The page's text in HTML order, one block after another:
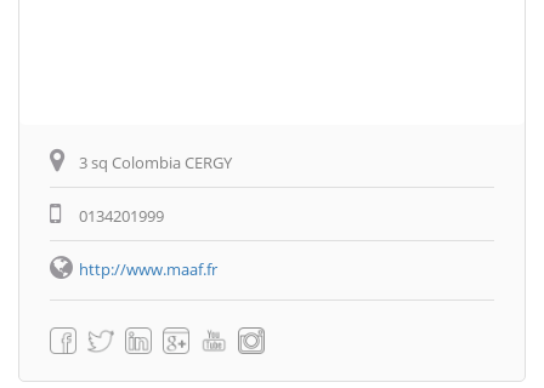
3 sq Colombia CERGY
0134201999
http://www.maaf.fr